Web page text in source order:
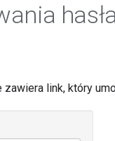
link, który